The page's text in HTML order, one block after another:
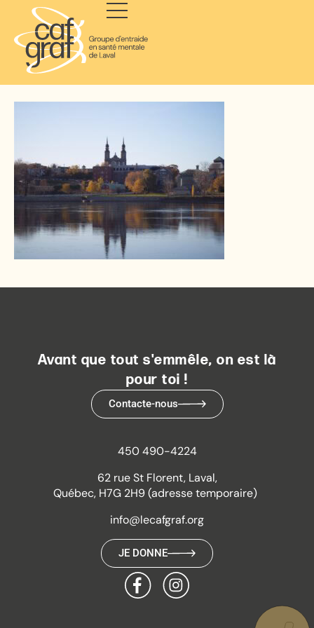
Avant que tout s'emmêle, on est là
pour toi !
Contacte-nous
450 490-4224
62 rue St Florent, Laval,
Québec, H7G 2H9 (adresse temporaire)
info@lecafgraf.org
JE DONNE